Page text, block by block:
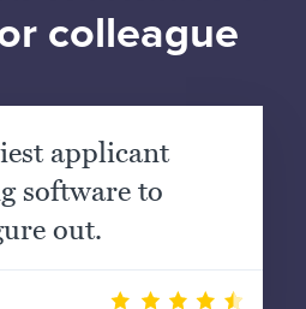
colleague
applicant
software to
out.